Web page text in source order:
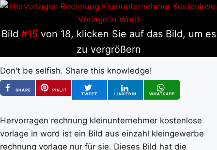
Bild #15 von 18, klicken Sie auf das Bild, um es
zu vergrößern
Don't be selfish. Share this knowledge!
SHARE
PIN_IT
TWEET
LINKEDIN WHATSAPP
Hervorragen rechnung kleinunternehmer kostenlose
vorlage in word ist ein Bild aus einzahl kleingewerbe
rechnung vorlage nur für sie. Dieses Bild hat die